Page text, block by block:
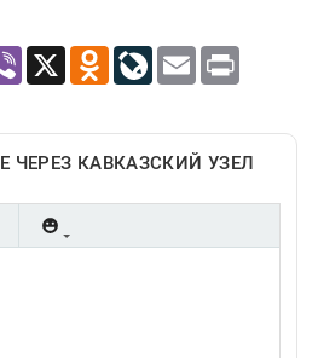
Viber X Odnoklassniki
LiveJournal
Email Print
ЧЕРЕЗ КАВКАЗСКИЙ УЗЕЛ